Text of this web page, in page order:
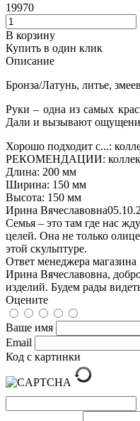
19970
В корзину
Купить в один клик
Описание
Бронза/Латунь, литье,
Руки – одна из самых
Дали и вызывают
Хорошо подходит с...:
РЕКОМЕНДАЦИИ:
Длина: 200 мм
Ширина: 150 мм
Высота: 150 мм
Ирина Вячеславовна
Семья – это там где нас
целей. Она не только
этой скульптуре.
Ответ менеджера магазина
Ирина Вячеславовна,
изделий. Будем рады
Оцените
Ваше имя
Email
Код с картинки